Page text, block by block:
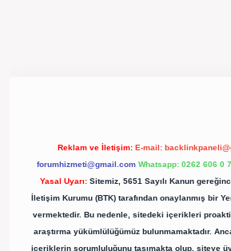
Reklam ve İletişim: E-mail:
forumhizmeti@gmail.com Whatsapp: 0262 606 0
Yasal Uyarı: Sitemiz, 5651 Sayılı Kanun
İletişim Kurumu (BTK) tarafından onaylanmış bir
vermektedir. Bu nedenle, sitedeki içerikleri
araştırma yükümlülüğümüz bulunmamaktadır.
içeriklerin sorumluluğunu taşımakta olup, siteye